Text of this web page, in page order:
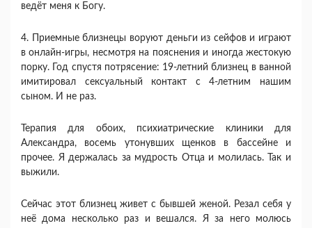
ведёт меня к Богу.
4. Приемные близнецы воруют деньги из сейфов и играют
в онлайн-игры, несмотря на пояснения и иногда жестокую
порку. Год спустя потрясение: 19-летний близнец в ванной
имитировал сексуальный контакт с 4-летним нашим
сыном. И не раз.
Терапия для обоих, психиатрические клиники для
Александра, восемь утонувших щенков в бассейне и
прочее. Я держалась за мудрость Отца и молилась. Так и
выжили.
Сейчас этот близнец живет с бывшей женой. Резал себя у
неё дома несколько раз и вешался. Я за него молюсь